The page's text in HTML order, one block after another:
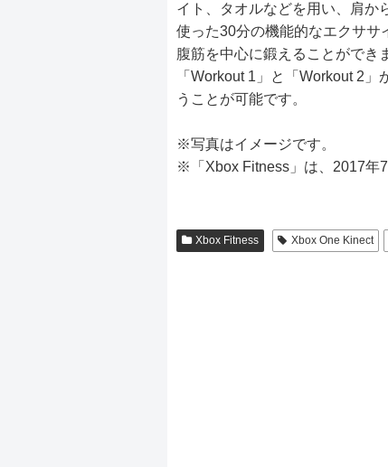
イト、タオルなどを用い、肩か
使った30分の機能的なエクササ
腹筋を中心に鍛えることができ
「Workout 1」と「Workout 2
うことが可能です。
※写真はイメージです。
※「Xbox Fitness」は、2017年
Xbox Fitness Xbox One Kinect